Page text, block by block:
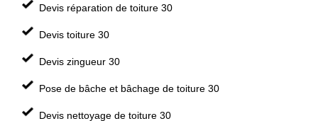
Devis réparation de toiture 30
Devis toiture 30
Devis zingueur 30
Pose de bâche et bâchage de toiture 30
Devis nettoyage de toiture 30